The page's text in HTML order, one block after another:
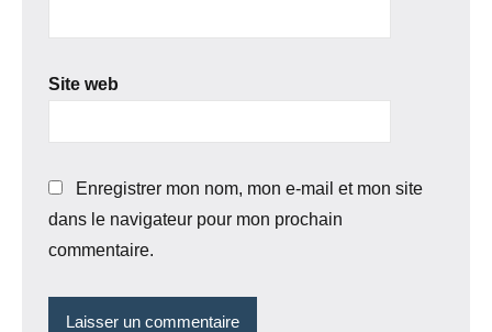
Site web
Enregistrer mon nom, mon e-mail et mon site
dans le navigateur pour mon prochain
commentaire.